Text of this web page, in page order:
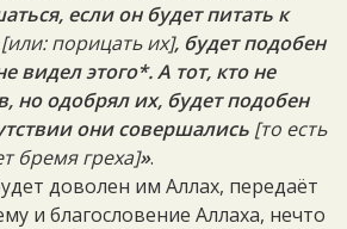
если он будет питать к
[или: порицать их], будет подобен
видел этого*. А тот, кто не
но одобрял их, будет подобен
они совершались [то есть
бремя греха]».
доволен им Аллах, передаёт
и благословение Аллаха, нечто